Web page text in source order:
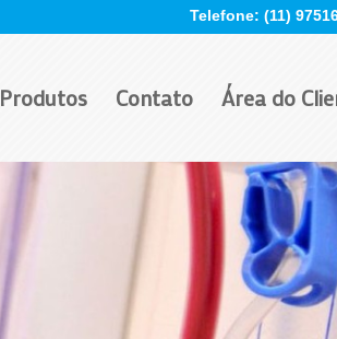
Telefone: (11)
Produtos Contato Área do